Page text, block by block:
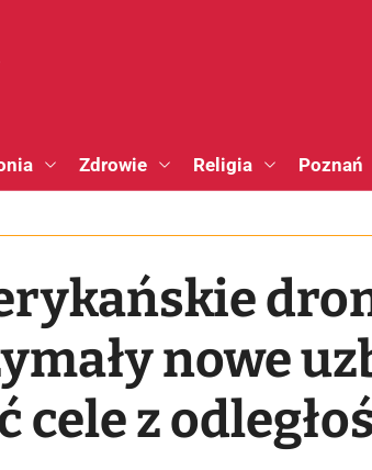
Zdrowie Religia Poznań
nowe
cele z